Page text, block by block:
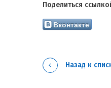
Назад к
Вконтакте
Поделиться